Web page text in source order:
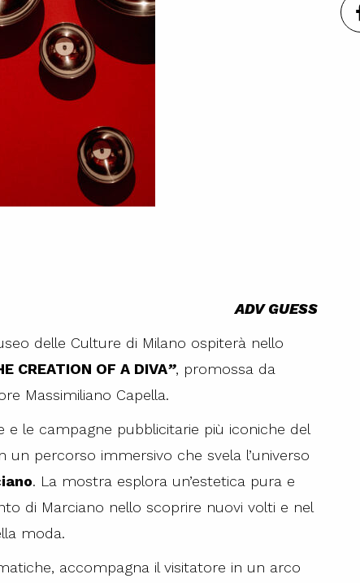
ADV GUESS
delle Culture di Milano ospiterà nello
CREATION OF A DIVA”, promossa da
Massimiliano Capella.
le campagne pubblicitarie più iconiche del
percorso immersivo che svela l’universo
. La mostra esplora un’estetica pura e
di Marciano nello scoprire nuovi volti e nel
moda.
accompagna il visitatore in un arco